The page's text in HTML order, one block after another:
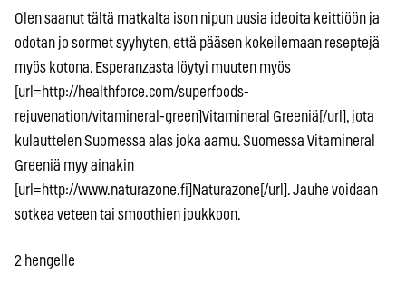
Olen saanut tältä matkalta ison nipun uusia ideoita keittiöön ja
odotan jo sormet syyhyten, että pääsen kokeilemaan reseptejä
myös kotona. Esperanzasta löytyi muuten myös
[url=http://healthforce.com/superfoods-
rejuvenation/vitamineral-green]Vitamineral Greeniä[/url], jota
kulauttelen Suomessa alas joka aamu. Suomessa Vitamineral
Greeniä myy ainakin
[url=http://www.naturazone.fi]Naturazone[/url]. Jauhe voidaan
sotkea veteen tai smoothien joukkoon.
2 hengelle